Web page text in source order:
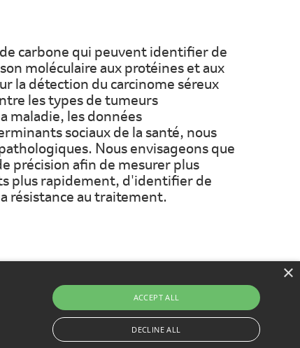
carbone qui peuvent identifier de
moléculaire aux protéines et aux
la détection du carcinome séreux
les types de tumeurs
maladie, les données
sociaux de la santé, nous
Nous envisageons que
précision afin de mesurer plus
plus rapidement, d'identifier de
résistance au traitement.
×
ACCEPT ALL
DECLINE ALL